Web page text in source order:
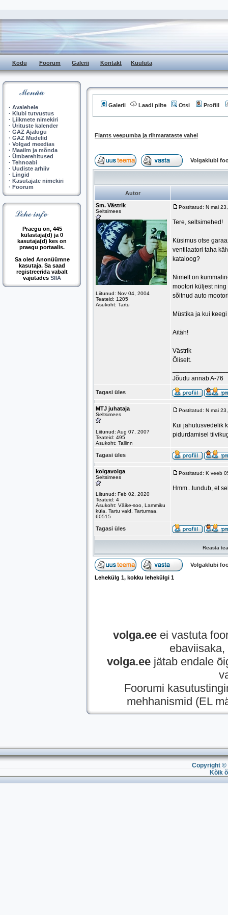
Kodu Foorum Galerii Kontakt Kuuluta
· Avalehele
· Klubi tutvustus
· Liikmete nimekiri
· Ürituste kalender
· GAZ Ajalugu
· GAZ Mudelid
· Volgad meedias
· Maailm ja mõnda
· Ümberehitused
· Tehnoabi
· Uudiste arhiiv
· Lingid
· Kasutajate nimekiri
· Foorum
Praegu on, 445
külastaja(d) ja 0
kasutaja(d) kes on
praegu portaalis.
Sa oled Anonüümne
kasutaja. Sa saad
registreerida vabalt
vajutades SIIA
Galerii Laadi pilte Otsi Profiil
Flants veepumba ja rihmarataste vahel
Volgaklubi
Autor
Sm. Västrik
Seltsimees
Liitunud: Nov 04, 2004
Teateid: 1205
Asukoht: Tartu
Postitatud: N mai
Tere, seltsimehed!
Küsimus otse
ventilaatori taha
kataloog?
Nimelt on
mootori küljest
sõitnud auto
Müstika ja kui
Aitäh!
Västrik
Õliselt.
Jõudu annab A-76
Tagasi üles
MTJ juhataja
Seltsimees
Liitunud: Aug 07, 2007
Teateid: 495
Asukoht: Tallinn
Postitatud: N mai
Kui jahutusvedelik
pidurdamisel
Tagasi üles
kolgavolga
Seltsimees
Liitunud: Feb 02, 2020
Teateid: 4
Asukoht: Väike-soo, Lammiku
küla, Tartu vald, Tartumaa,
60515
Postitatud: K veeb
Hmm...tundub, et
Tagasi üles
Reasta
Volgaklubi
Lehekülg 1, kokku lehekülgi 1
volga.eeei vastuta
volga.ee jätab endale
Foorumi
mehhanismid (EL
Copyright ©
Kõik